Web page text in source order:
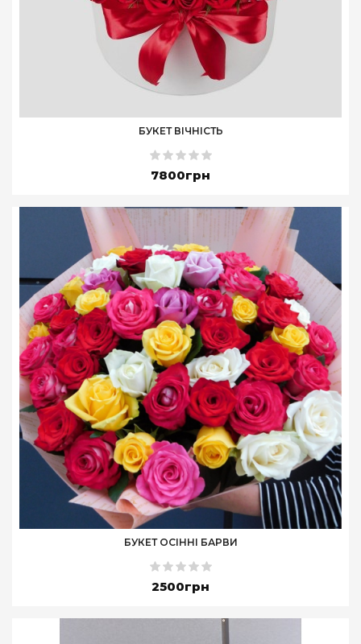
БУКЕТ ВІЧНІСТЬ
7800грн
БУКЕТ ОСІННІ БАРВИ
2500грн